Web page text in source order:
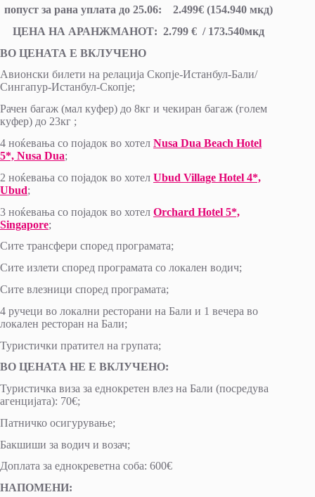
попуст за ранa уплатa до 25.06:2.499€ (154.940 мкд)
ЦЕНА НА АРАНЖМАНОТ: 2.799 € / 173.540мкд
ВО ЦЕНАТА Е ВКЛУЧЕНО
Авионски билети на релација Скопје-Истанбул-Бали/
Сингапур-Истанбул-Скопје;
Рачен багаж (мал куфер) до 8кг и чекиран багаж (голем
куфер) до 23кг ;
4 ноќевања со појадок во хотел Nusa Dua Beach Hotel
5*, Nusa Dua;
2 ноќевања со појадок во хотел Ubud Village Hotel 4*,
Ubud;
3 ноќевања со појадок во хотел Orchard Hotel 5*,
Singapore;
Сите трансфери според програмата;
Сите излети според програмата со локален водич;
Сите влезници според програмата;
4 ручеци во локални ресторани на Бали и 1 вечера во
локален ресторан на Бали;
Туристички пратител на групата;
ВО ЦЕНАТА НЕ Е ВКЛУЧЕНО:
Туристичка виза за еднокретен влез на Бали (посредува
агенцијата): 70€;
Патничко осигурување;
Бакшиши за водич и возач;
Доплата за еднокреветна соба: 600€
НАПОМЕНИ: